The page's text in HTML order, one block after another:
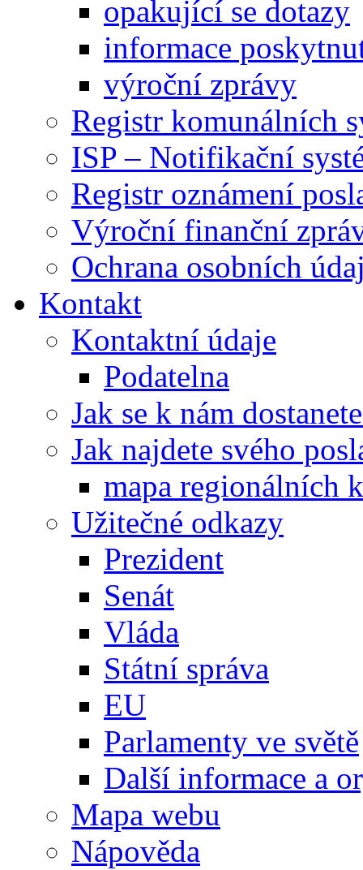
opakující se dotazy
informace
výroční zprávy
Registr komunálních
ISP – Notifikační
Registr oznámení
Výroční finanční
Ochrana osobních
Kontakt
Kontaktní údaje
Podatelna
Jak se k nám
Jak najdete svého
mapa regionálních
Užitečné odkazy
Prezident
Senát
Vláda
Státní správa
EU
Parlamenty ve světě
Další informace a
Mapa webu
Nápověda